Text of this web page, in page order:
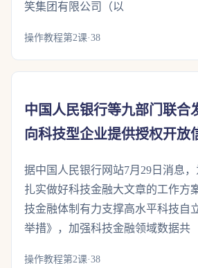
笑集团有限公司（以
操作教程第2课·38
中国人民银行等九部门联合
向科技型企业提供授权开放
据中国人民银行网站7月29日消息
扎实做好科技金融大文章的工作方
技金融体制有力支撑高水平科技自
举措》，加强科技金融领域数据共
操作教程第2课·38